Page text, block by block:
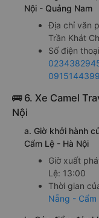
Nội - Quảng Nam
Địa chỉ văn
Trần Khát
Số điện
0915144399
🚌 6. Xe Camel
Nội
a. Giờ khởi hành
Cẩm Lệ - Hà Nội
Giờ xuất
Lệ: 13:00
Thời gian
Nẵng - Cẩm